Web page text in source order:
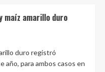
maíz amarillo duro
duro registró
año, para ambos casos en